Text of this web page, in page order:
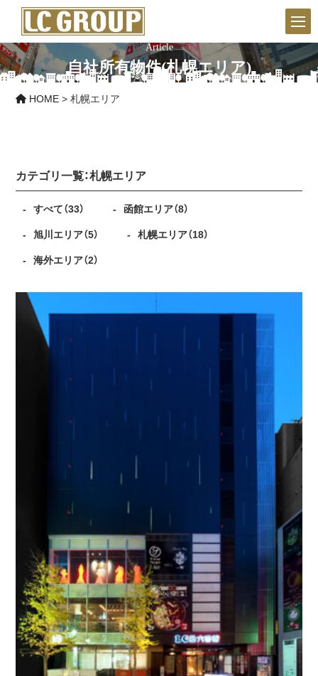
Article
自社所有物件(札幌エリア)
HOME >札幌エリア
カテゴリ一覧：札幌エリア
すべて （33） 函館エリア（8）
旭川エリア（5） 札幌エリア（18）
海外エリア（2）